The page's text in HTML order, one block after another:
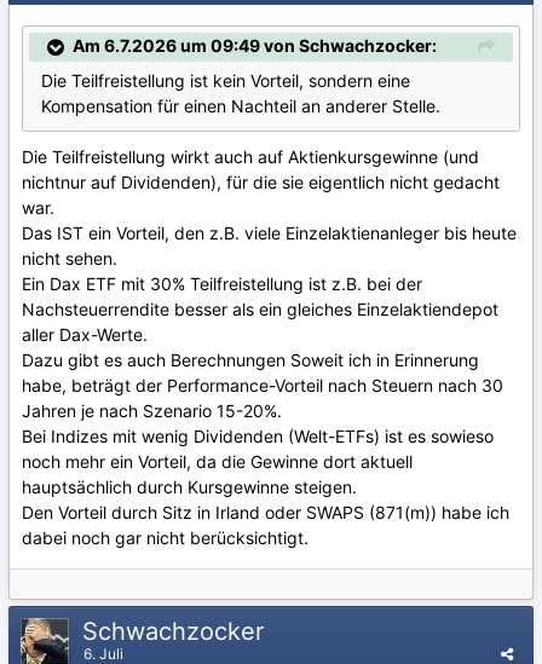
Am 6.7.2026 um 09:49 von Schwachzocker:
Die Teilfreistellung ist kein Vorteil, sondern eine
Kompensation für einen Nachteil an anderer Stelle.
Die Teilfreistellung wirkt auch auf Aktienkursgewinne (und
nichtnur auf Dividenden), für die sie eigentlich nicht gedacht
war.
Das IST ein Vorteil, den z.B. viele Einzelaktienanleger bis heute
nicht sehen.
Ein Dax ETF mit 30% Teilfreistellung ist z.B. bei der
Nachsteuerrendite besser als ein gleiches Einzelaktiendepot
aller Dax-Werte.
Dazu gibt es auch Berechnungen Soweit ich in Erinnerung
habe, beträgt der Performance-Vorteil nach Steuern nach 30
Jahren je nach Szenario 15-20%.
Bei Indizes mit wenig Dividenden (Welt-ETFs) ist es sowieso
noch mehr ein Vorteil, da die Gewinne dort aktuell
hauptsächlich durch Kursgewinne steigen.
Den Vorteil durch Sitz in Irland oder SWAPS (871(m)) habe ich
dabei noch gar nicht berücksichtigt.
Schwachzocker
6. Juli